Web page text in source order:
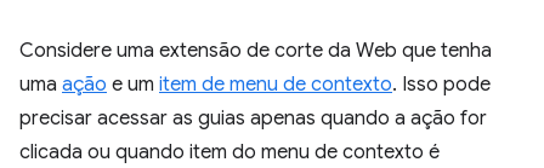
Considere uma extensão de corte da Web que tenha
uma ação e um item de menu de contexto. Isso pode
precisar acessar as guias apenas quando a ação for
clicada ou quando item do menu de contexto é